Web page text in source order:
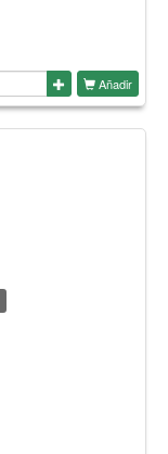
Añadir